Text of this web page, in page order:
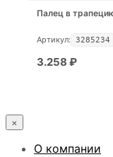
Палец в
Артикул: 3285234
3.258 ₽
×
О компании